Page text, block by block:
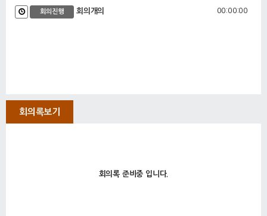
회의진행 회의개의 00:00:00
회의록보기
회의록 준비중 입니다.